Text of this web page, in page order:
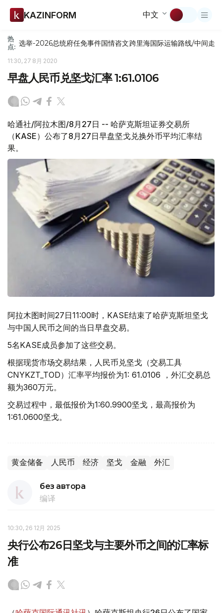
KAZINFORM 中文
热
点: 选举-2026总统府任免事件国情咨文跨里海国际运输路线/中间走廊
11:30, 27 8月 2020
早盘人民币兑坚戈汇率 1:61.0106
哈通社/阿拉木图/8月27日 -- 哈萨克斯坦证券交易所
（KASE）公布了8月27日早盘坚戈兑换外币平均汇率结
果。
阿拉木图时间27日11:00时，KASE结束了哈萨克斯坦坚戈
与中国人民币之间的当日早盘交易。
5名KASE成员参加了这些交易。
根据现货市场交易结果，人民币兑坚戈（交易工具
CNYKZT_TOD）汇率平均报价为1: 61.0106 ，外汇交易总
额为360万元。
交易过程中，最低报价为1:60.9900坚戈，最高报价为
1:61.0600坚戈。
黄金储备 人民币 经济 坚戈 金融 外汇
без автора
编译
10:30, 26 12月 2025
央行公布26日坚戈与主要外币之间的汇率标
准